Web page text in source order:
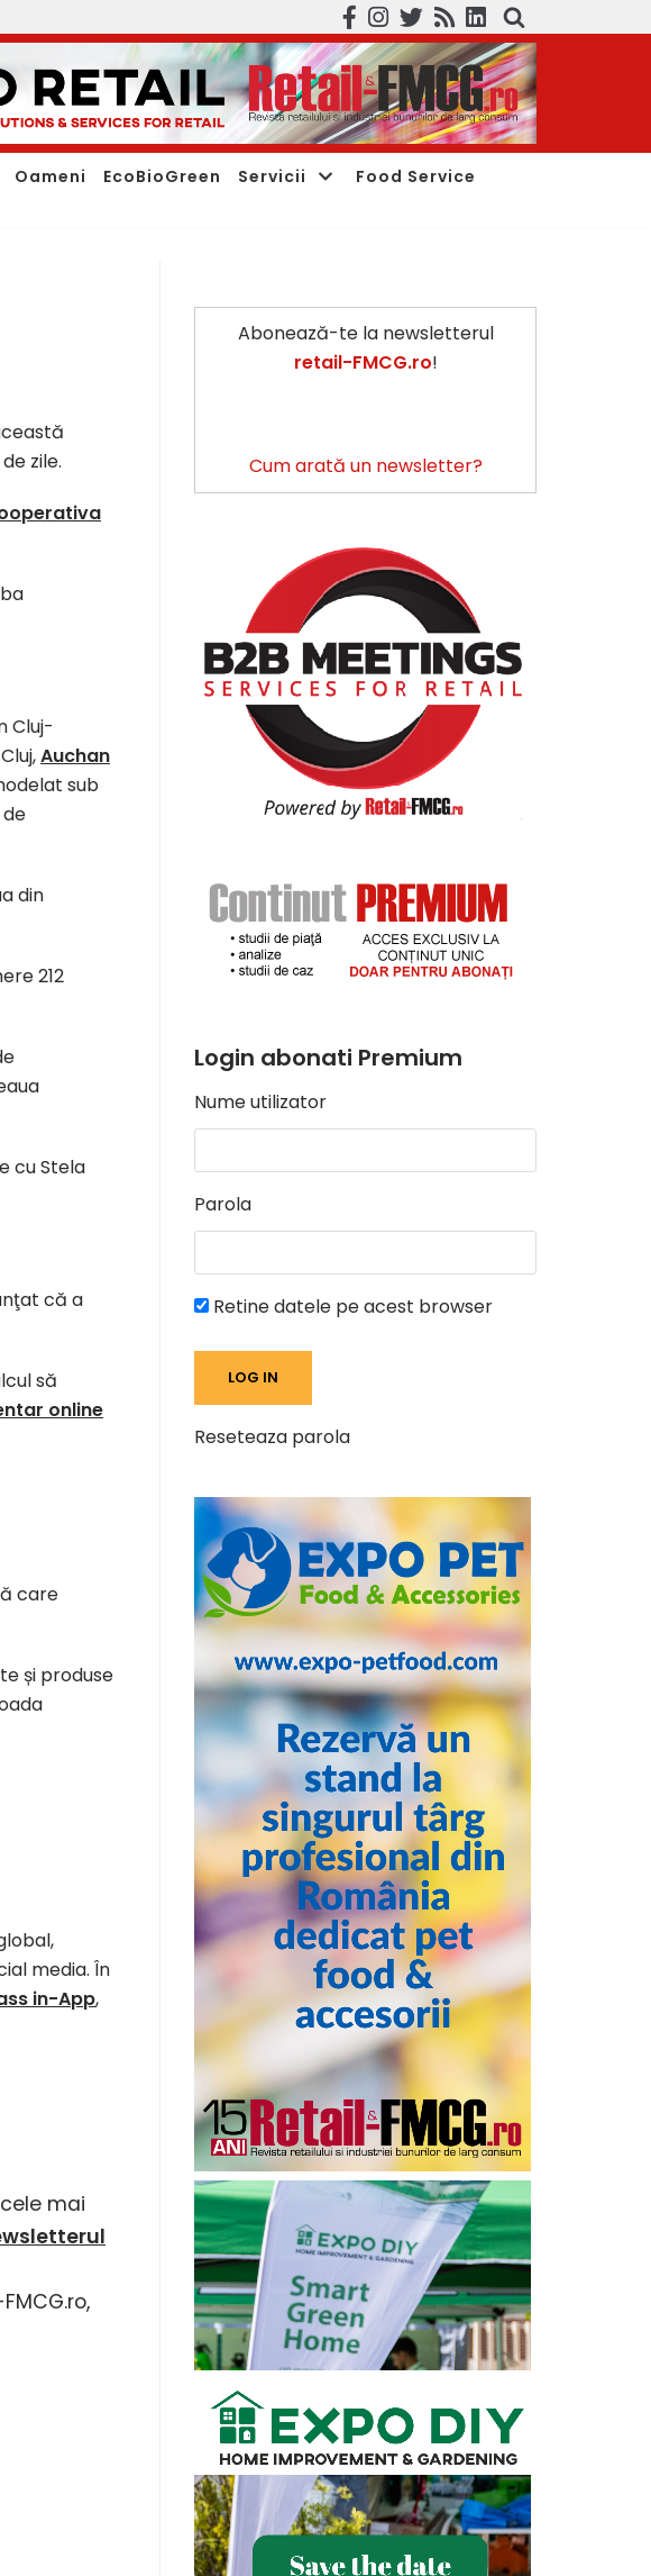
Oameni EcoBioGreen Servicii
Food Service
zile.
Cluj-
Auchan
sub
din
212
cu Stela
că a
să
online
care
și produse
media. În
in-App,
mai
Abonează-te la newsletterul
retail-FMCG.ro!
Cum arată un newsletter?
Login abonati Premium
Nume utilizator
Parola
Retine datele pe acest browser
Reseteaza parola